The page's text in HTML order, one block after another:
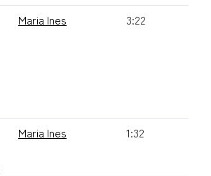
Maria Ines 3:22
Maria Ines 1:32